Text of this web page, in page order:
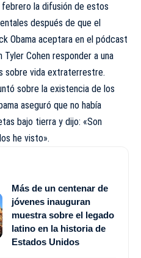
febrero la difusión de estos
después de que el
Obama aceptara en el pódcast
Cohen responder a una
sobre vida extraterrestre.
sobre la existencia de los
aseguró que no había
bajo tierra y dijo: «Son
he visto».
Más de un centenar de
jóvenes inauguran
muestra sobre el legado
latino en la historia de
Estados Unidos